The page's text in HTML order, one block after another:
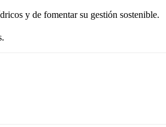
y de fomentar su gestión sostenible.